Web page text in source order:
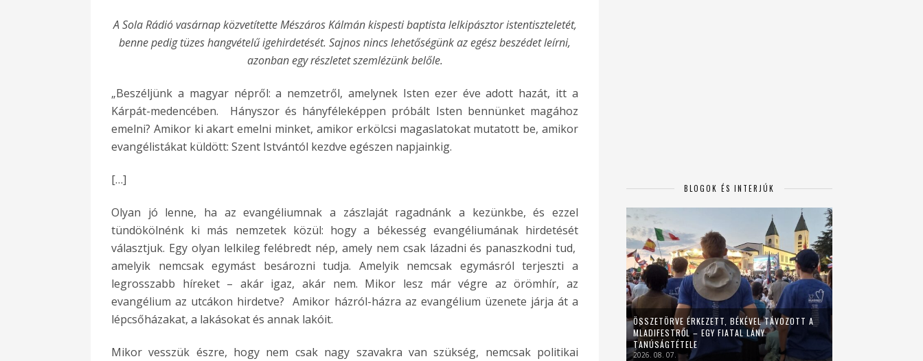
A Sola Rádió vasárnap közvetítette Mészáros Kálmán kispesti baptista lelkipásztor istentiszteletét,
benne pedig tüzes hangvételű igehirdetését. Sajnos nincs lehetőségünk az egész beszédet leírni,
azonban egy részletet szemlézünk belőle.
„Beszéljünk a magyar népről: a nemzetről, amelynek Isten ezer éve adott hazát, itt a
Kárpát-medencében. Hányszor és hányféleképpen próbált Isten bennünket magához
emelni? Amikor ki akart emelni minket, amikor erkölcsi magaslatokat mutatott be, amikor
evangélistákat küldött: Szent Istvántól kezdve egészen napjainkig.
[…]
Olyan jó lenne, ha az evangéliumnak a zászlaját ragadnánk a kezünkbe, és ezzel
tündökölnénk ki más nemzetek közül: hogy a békesség evangéliumának hirdetését
választjuk. Egy olyan lelkileg felébredt nép, amely nem csak lázadni és panaszkodni tud,
amelyik nemcsak egymást besározni tudja. Amelyik nemcsak egymásról terjeszti a
legrosszabb híreket – akár igaz, akár nem. Mikor lesz már végre az örömhír, az
evangélium az utcákon hirdetve? Amikor házról-házra az evangélium üzenete járja át a
lépcsőházakat, a lakásokat és annak lakóit.
Mikor vesszük észre, hogy nem csak nagy szavakra van szükség, nemcsak politikai
BLOGOK ÉS INTERJÚK
ÖSSZETÖRVE ÉRKEZETT, BÉKÉVEL TÁVOZOTT A
MLADIFESTRŐL – EGY FIATAL LÁNY
TANÚSÁGTÉTELE
2026. 08. 07.